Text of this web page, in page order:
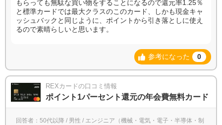
もらっても無駄な買い物をすることになるので還元率1.25％
と標準カードでは最大クラスのこのカード、しかも現金キャ
ッシュバックと同じように、ポイントから引き落としに使え
るので素晴らしいと思います。
参考になった 0
REXカードの口コミ情報
ポイント1パーセント還元の年会費無料カード
回答者：50代以降 / 男性 / エンジニア（機械・電気・電子・半導体・制